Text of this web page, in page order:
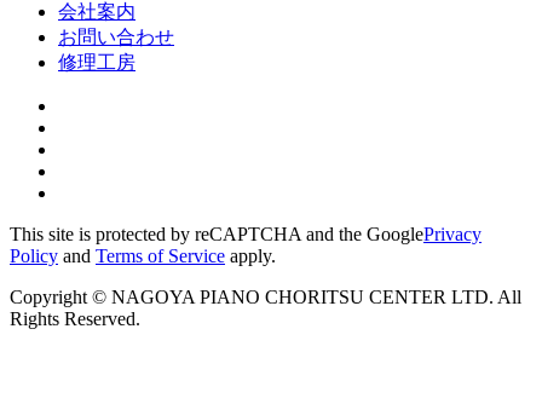
会社案内
お問い合わせ
修理工房
This site is protected by reCAPTCHA and the GooglePrivacy
Policy and Terms of Service apply.
Copyright © NAGOYA PIANO CHORITSU CENTER LTD. All
Rights Reserved.